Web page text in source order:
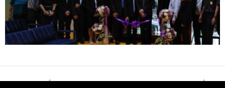
←Previous เรื่อง Next เรื่อง→